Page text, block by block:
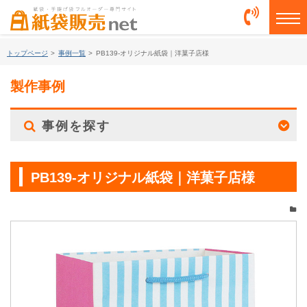
トップページ > 事例一覧 > PB139-オリジナル紙袋｜洋菓子店様
製作事例
事例を探す
PB139-オリジナル紙袋｜洋菓子店様